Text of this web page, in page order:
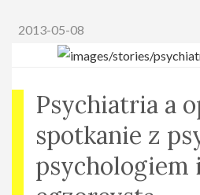
sierpnia: I-IV Tydzień Ćwiczeń
na stronie : www.dab.jezuici.pl
Zapisy do 10 czerwca osobiście
Kropisz Sj,pkropisz@jezuici.pl
2013-05-08
Psychiatria a
spotkanie z
psychologiem